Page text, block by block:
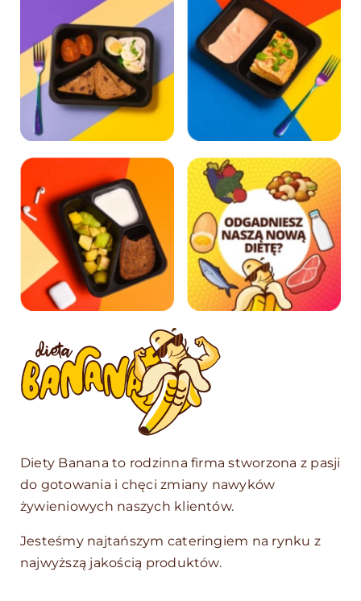
Diety Banana to rodzinna firma stworzona z pasji
do gotowania i chęci zmiany nawyków
żywieniowych naszych klientów.
Jesteśmy najtańszym cateringiem na rynku z
najwyższą jakością produktów.